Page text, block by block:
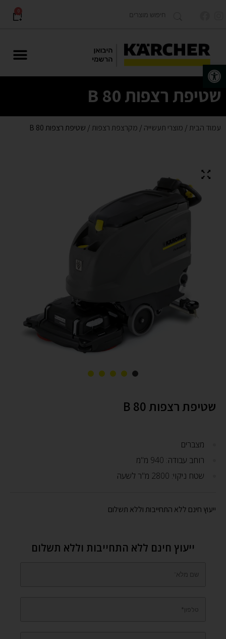
פתח סרגל נגישות
0
שטיפת רצפות B 80
עמוד הבית/ מוצרי תעשייה / מקרצפת רצפות/ שטיפת רצפות B 80
שטיפת רצפות B 80
מצברים
רוחב עבודה: 940 מ"מ
שטח ניקוי: 2800 מ"ר לשעה
ייעוץ חינם ללא התחייבות וללא תשלום
ייעוץ חינם ללא התחייבות וללא תשלום